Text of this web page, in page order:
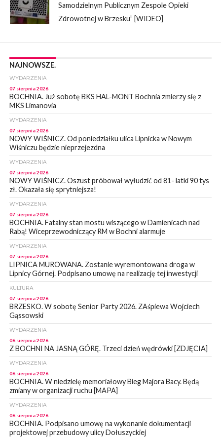
Samodzielnym Publicznym Zespole Opieki
Zdrowotnej w Brzesku” [WIDEO]
NAJNOWSZE.
WYDARZENIA
07 sierpnia 2026
BOCHNIA. Już sobotę BKS HAL-MONT Bochnia zmierzy się z
MKS Limanovia
WYDARZENIA
07 sierpnia 2026
NOWY WIŚNICZ. Od poniedziałku ulica Lipnicka w Nowym
Wiśniczu będzie nieprzejezdna
WYDARZENIA
07 sierpnia 2026
NOWY WIŚNICZ. Oszust próbował wyłudzić od 81- latki 90 tys
zł. Okazała się sprytniejsza!
WYDARZENIA
07 sierpnia 2026
BOCHNIA. Fatalny stan mostu wiszącego w Damienicach nad
Rabą! Wiceprzewodniczący RM w Bochni alarmuje
WYDARZENIA
07 sierpnia 2026
LIPNICA MUROWANA. Zostanie wyremontowana droga w
Lipnicy Górnej. Podpisano umowę na realizację tej inwestycji
KULTURA
07 sierpnia 2026
BRZESKO. W sobotę Senior Party 2026. ZAśpiewa Wojciech
Gąssowski
WYDARZENIA
06 sierpnia 2026
Z BOCHNI NA JASNĄ GÓRĘ. Trzeci dzień wędrówki [ZDJĘCIA]
WYDARZENIA
06 sierpnia 2026
BOCHNIA. W niedzielę memoriałowy Bieg Majora Bacy. Będą
zmiany w organizacji ruchu [MAPA]
WYDARZENIA
06 sierpnia 2026
BOCHNIA. Podpisano umowę na wykonanie dokumentacji
projektowej przebudowy ulicy Dołuszyckiej